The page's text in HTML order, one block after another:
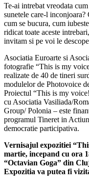
Te-ai intrebat vreodata
sunetele care-l
cum se bucura, cum
ridicat toate aceste
invitam si pe voi le
Asociatia Euroarte si
fotografie “This is my
realizate de 40 de tineri
modulelor de Photovoice
Proiectul “This is my
cu Asociatia Vasiliada/
Group/ Polonia – este
programul Tineret in
democratie participativa.
Vernisajul expozitiei
martie, incepand cu ora
“Octavian Goga” din
Expozitia va putea fi